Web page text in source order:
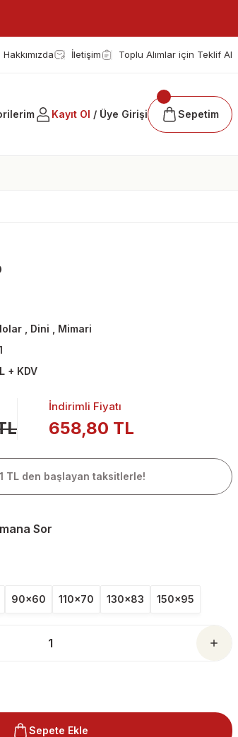
Hakkımızda İletişim Toplu Alımlar için Teklif Al
Kayıt Ol / Üye Girişi Sepetim
Dini
Mimari
+ KDV
İndirimli Fiyatı
658,80 TL
TL den başlayan taksitlerle!
Sor
90x60 110x70 130x83 150x95
Sepete Ekle